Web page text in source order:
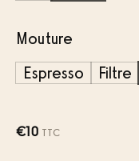
Mouture
Espresso
Filtre
€10 TTC